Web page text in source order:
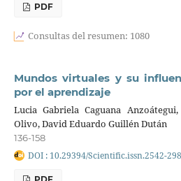
PDF
Consultas del resumen: 1080
Mundos virtuales y su
por el aprendizaje
Lucia Gabriela Caguana
Olivo, David Eduardo Guillén Dután
136-158
DOI : 10.29394/Scientific.issn.2542-